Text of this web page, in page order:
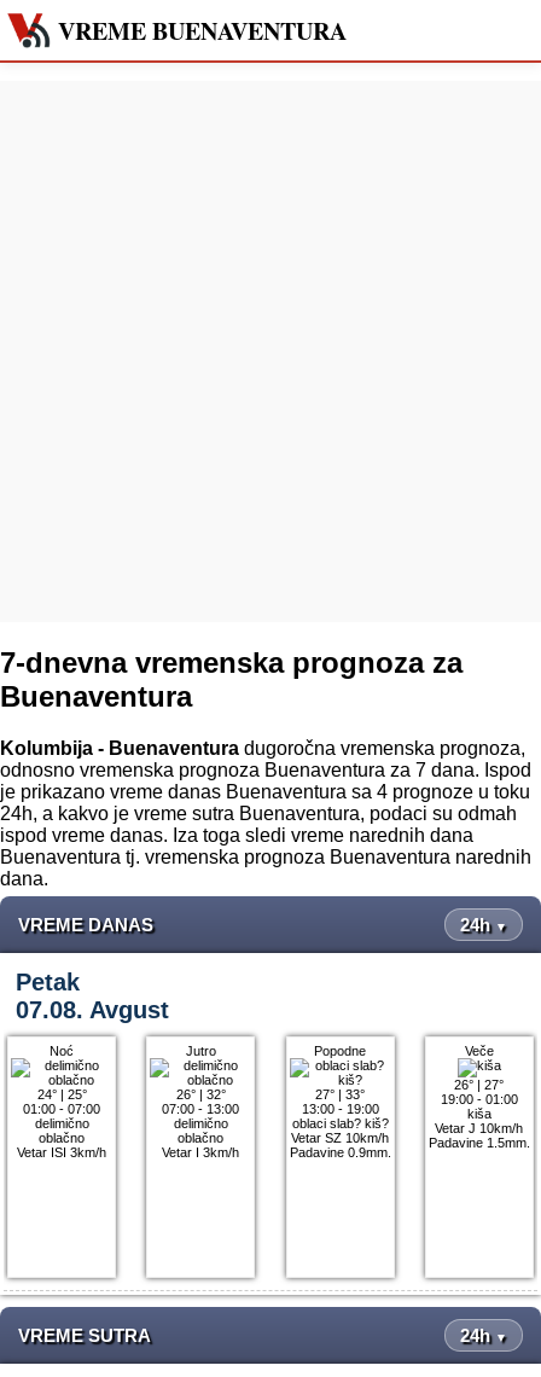
VREME BUENAVENTURA
7-dnevna vremenska prognoza za
Buenaventura
Kolumbija - Buenaventura dugoročna vremenska prognoza,
odnosno vremenska prognoza Buenaventura za 7 dana. Ispod
je prikazano vreme danas Buenaventura sa 4 prognoze u toku
24h, a kakvo je vreme sutra Buenaventura, podaci su odmah
ispod vreme danas. Iza toga sledi vreme narednih dana
Buenaventura tj. vremenska prognoza Buenaventura narednih
dana.
VREME DANAS 24h ▼
Petak
07.08. Avgust
Noć
24°| 25°
01:00 - 07:00
delimično
oblačno
Vetar ISI 3km/h
Jutro
26°| 32°
07:00 - 13:00
delimično
oblačno
Vetar I 3km/h
Popodne
27° |33°
13:00 - 19:00
oblaci slab? kiš?
Vetar SZ 10km/h
Padavine 0.9mm.
Veče
26° |27°
19:00 - 01:00
kiša
Vetar J 10km/h
Padavine 1.5mm.
VREME SUTRA 24h ▼